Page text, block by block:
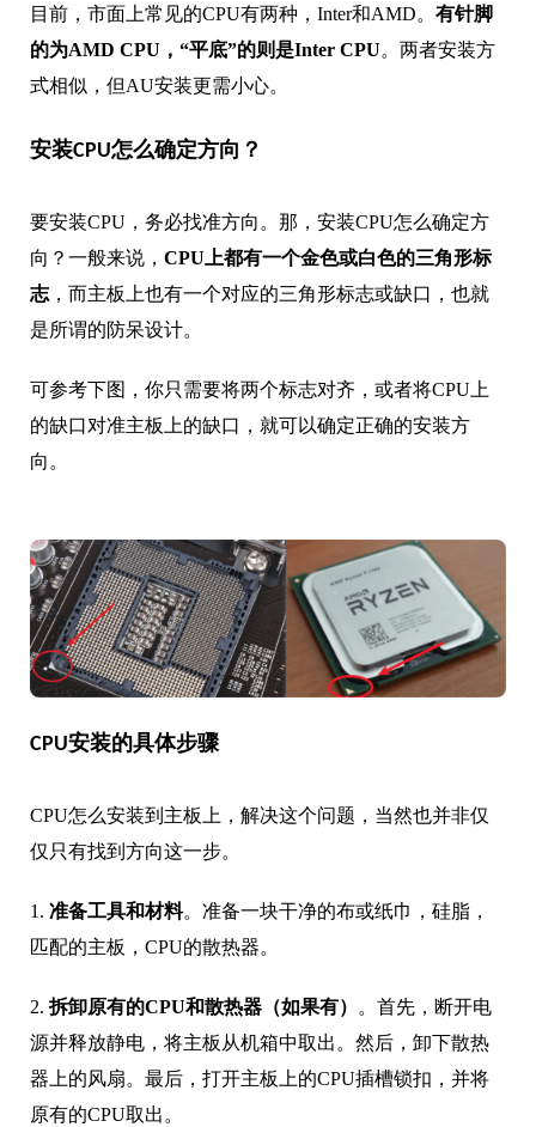
目前，市面上常见的CPU有两种，Inter和AMD。 有针脚
的为AMD CPU，“平底”的则是Inter CPU。两者安装方
式相似，但AU安装更需小心。
安装CPU怎么确定方向？
要安装CPU，务必找准方向。那，安装CPU怎么确定方
向？一般来说， CPU上都有一个金色或白色的三角形标
志 ，而主板上也有一个对应的三角形标志或缺口，也就
是所谓的防呆设计。
可参考下图，你只需要将两个标志对齐，或者将CPU上
的缺口对准主板上的缺口，就可以确定正确的安装方
向。
CPU安装的具体步骤
CPU怎么安装到主板上，解决这个问题，当然也并非仅
仅只有找到方向这一步。
1. 准备工具和材料。准备一块干净的布或纸巾，硅脂，
匹配的主板，CPU的散热器。
2. 拆卸原有的CPU和散热器（如果有）
。首先，断开电
源并释放静电，将主板从机箱中取出。然后，卸下散热
器上的风扇。最后，打开主板上的CPU插槽锁扣，并将
原有的CPU取出。